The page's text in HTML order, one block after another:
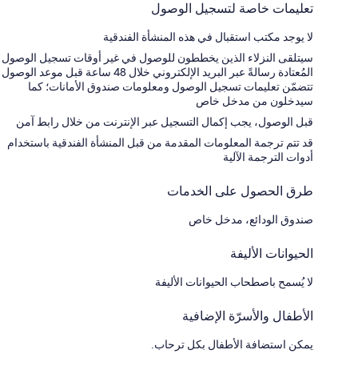
تعليمات خاصة لتسجيل الوصول
لا يوجد مكتب استقبال في هذه المنشأة الفندقية
سيتلقى النزلاء الذين يخططون للوصول في غير أوقات تسجيل الوصول
المُعتادة رسالةً عبر البريد الإلكتروني خلال 48 ساعة قبل موعد الوصول
تتضمّن تعليمات تسجيل الوصول ومعلومات صندوق الأمانات؛ كما
سيدخلون من مدخل خاص
قبل الوصول، يجب إكمال التسجيل عبر الإنترنت من خلال رابط آمن
قد تتم ترجمة المعلومات المقدمة من قبل المنشأة الفندقية باستخدام
أدوات الترجمة الآلية
طرق الحصول على الخدمات
صندوق الودائع، مدخل خاص
الحيوانات الأليفة
لا يُسمح باصطحاب الحيوانات الأليفة
الأطفال والأسرّة الإضافية
يمكن استضافة الأطفال بكل ترحاب.